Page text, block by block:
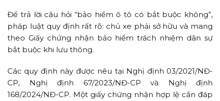
Để trả lời câu hỏi “bảo hiểm ô tô có bắt buộc không”,
pháp luật quy định rất rõ: chủ xe phải sở hữu và mang
theo Giấy chứng nhận bảo hiểm trách nhiệm dân sự
bắt buộc khi lưu thông.
Các quy định này được nêu tại Nghị định 03/2021/NĐ-
CP, Nghị định 67/2023/NĐ-CP và Nghị định
168/2024/NĐ-CP. Một giấy chứng nhận hợp lệ cần đáp